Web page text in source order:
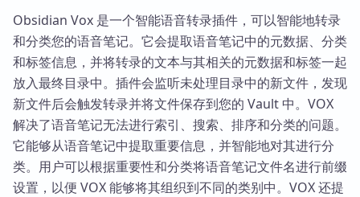
Obsidian Vox 是一个智能语音转录插件，可以智能地转录
和分类您的语音笔记。它会提取语音笔记中的元数据、分类
和标签信息，并将转录的文本与其相关的元数据和标签一起
放入最终目录中。插件会监听未处理目录中的新文件，发现
新文件后会触发转录并将文件保存到您的 Vault 中。VOX
解决了语音笔记无法进行索引、搜索、排序和分类的问题。
它能够从语音笔记中提取重要信息，并智能地对其进行分
类。用户可以根据重要性和分类将语音笔记文件名进行前缀
设置，以便 VOX 能够将其组织到不同的类别中。VOX 还提